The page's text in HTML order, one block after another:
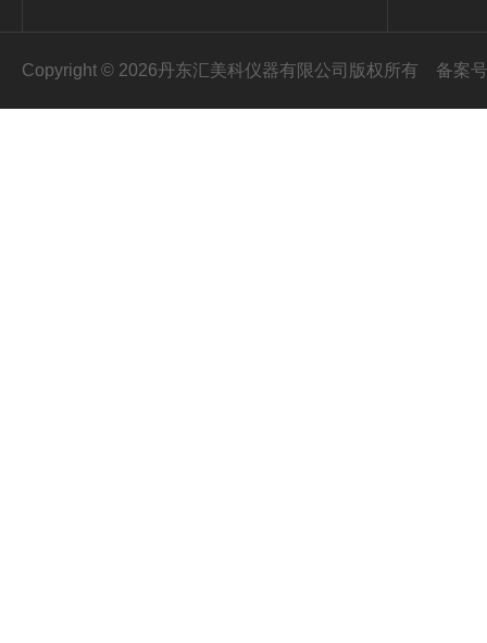
Copyright © 2026丹东汇美科仪器有限公司版权所有 备案